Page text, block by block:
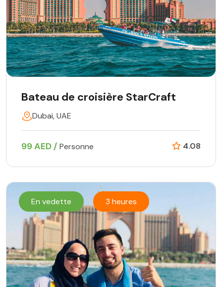
Bateau de croisière StarCraft
Dubai, UAE
99 AED / Personne 4.08
En vedette 3 heures